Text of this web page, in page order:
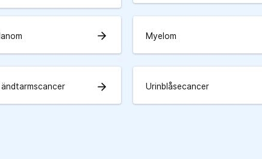
arrow_forward Myelom
arrow_forward Urinblåsecancer